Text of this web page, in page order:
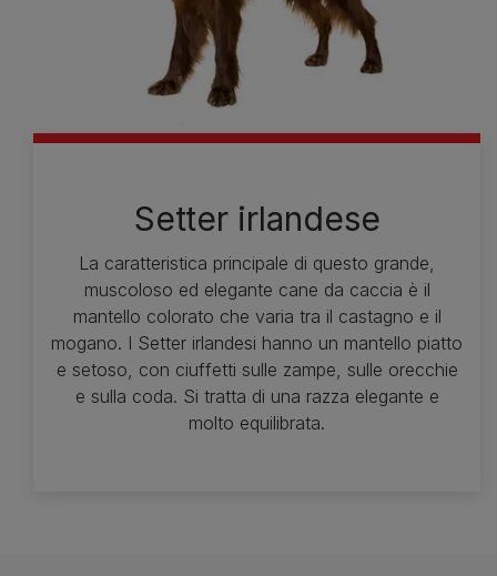
Setter irlandese
La caratteristica principale di questo grande,
muscoloso ed elegante cane da caccia è il
mantello colorato che varia tra il castagno e il
mogano. I Setter irlandesi hanno un mantello piatto
e setoso, con ciuffetti sulle zampe, sulle orecchie
e sulla coda. Si tratta di una razza elegante e
molto equilibrata.